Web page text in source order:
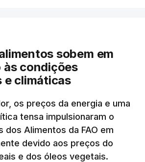
sobem em
às condições
e climáticas
os preços da energia e uma
tensa impulsionaram o
dos Alimentos da FAO em
devido aos preços do
e dos óleos vegetais.